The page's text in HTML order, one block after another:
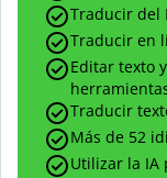
Traducir del
Traducir en
Editar texto
Traducir
Más de 52
Utilizar la IA